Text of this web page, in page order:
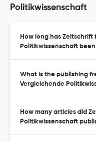
Politikwissenschaft
How long has Zeitschrift
Politikwissenschaft
What is the publishing
Vergleichende
How many articles did
Politikwissenschaft